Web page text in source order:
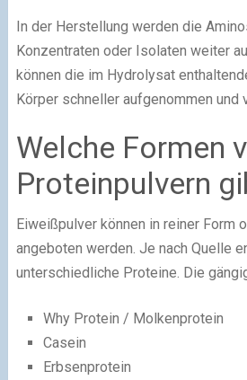
In der Herstellung werden die
Konzentraten oder Isolaten weiter
können die im Hydrolysat
Körper schneller aufgenommen und
Welche Formen
Proteinpulvern
Eiweißpulver können in reiner Form
angeboten werden. Je nach Quelle
unterschiedliche Proteine. Die
Why Protein / Molkenprotein
Casein
Erbsenprotein